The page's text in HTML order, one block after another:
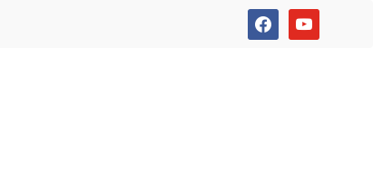
facebookyoutube